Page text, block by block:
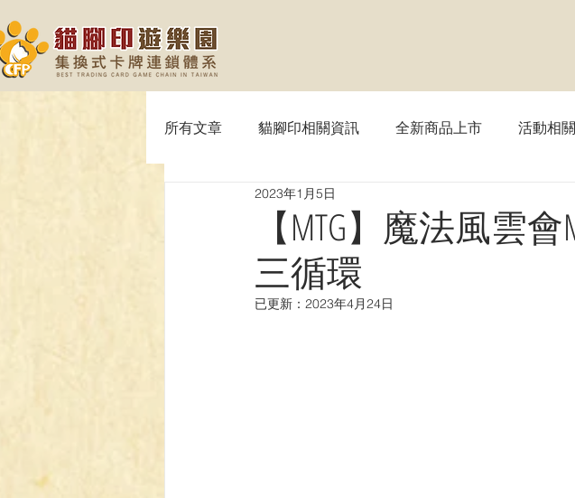
所有文章 貓腳印相關資訊 全新商品上市 活動相
【MTG】魔法風雲會
【SVE】闇影詩章 【WIXOSS】戰鬥少女
【MTG】魔法風雲
三循環
2023年1月5日
已更新： 2023年4月24日